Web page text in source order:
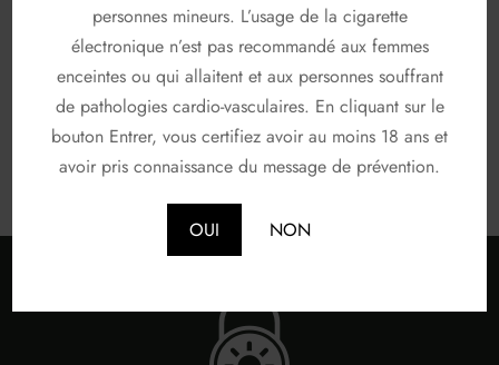
personnes mineurs. L’usage de la cigarette
électronique n’est pas recommandé aux femmes
enceintes ou qui allaitent et aux personnes souffrant
de pathologies cardio-vasculaires. En cliquant sur le
bouton Entrer, vous certifiez avoir au moins 18 ans et
avoir pris connaissance du message de prévention.
OUI NON
T JUICE 3
Non classé 26
En stock